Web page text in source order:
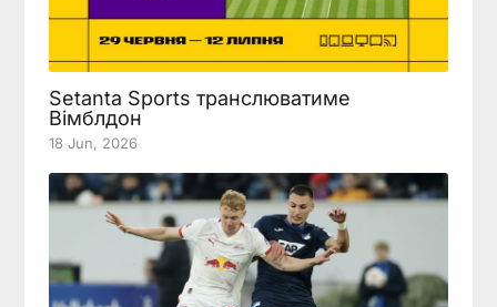
Setanta Sports транслюватиме
Вімблдон
18 Jun, 2026